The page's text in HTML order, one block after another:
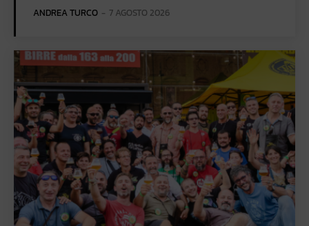
ANDREA TURCO - 7 AGOSTO 2026